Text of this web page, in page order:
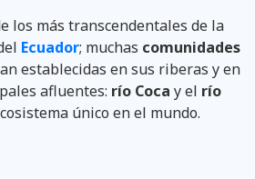
los más transcendentales de la
Ecuador; muchas comunidades
establecidas en sus riberas y en
afluentes: río Coca y el río
único en el mundo.